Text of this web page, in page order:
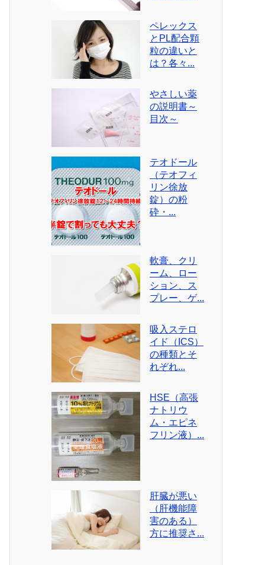
ペレックス
とPL配合顆
粒の違いと
は？各々...
やさしい薬
の説明書～
目次～
テオドール
（テオフィ
リン徐放
錠）の粉
砕・...
軟膏、クリ
ーム、ロー
ション、ス
プレー、ゲ...
吸入ステロ
イド（ICS）
の種類とそ
れぞれ...
HSE（高張
ナトリウ
ム・エピネ
フリン液）...
肝臓が悪い
（肝機能障
害のある）
方に推奨さ...